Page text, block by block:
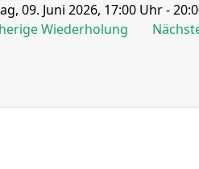
09. Juni 2026, 17:00 Uhr -
Wiederholung